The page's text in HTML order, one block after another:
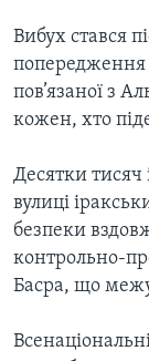
ВІКНО В
ПРАЙМ-ТАЙМ
ПОГЛЯД З
МИ В СОЦМЕРЕЖАХ
Мови
Вибух стався
попередження
пов’язаної з
кожен, хто
Десятки тисяч
вулиці
безпеки
контрольно-
Басра, що